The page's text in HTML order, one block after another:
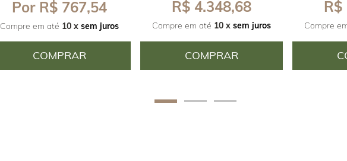
Por R$ 767,54
Compre em até 10 x sem juros
COMPRAR
R$ 4.348,68
Compre em até 10 x sem juros
COMPRAR
R$
Compre